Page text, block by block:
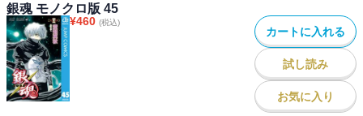
銀魂 モノクロ版 45
¥460 (税込)
カートに入れる
試し読み
お気に入り